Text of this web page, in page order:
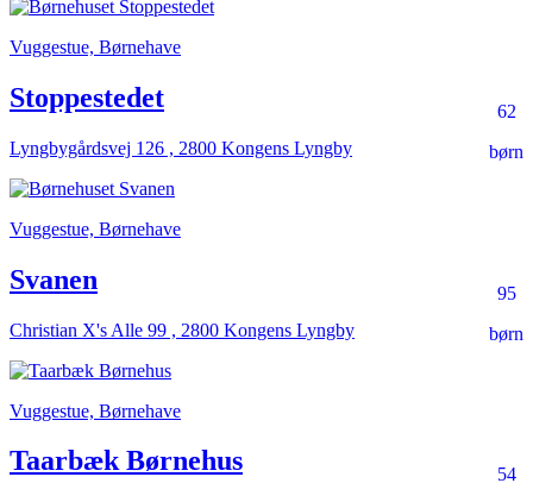
Vuggestue, Børnehave
62
børn
Stoppestedet
Lyngbygårdsvej 126 , 2800 Kongens Lyngby
Vuggestue, Børnehave
95
børn
Svanen
Christian X's Alle 99 , 2800 Kongens Lyngby
Vuggestue, Børnehave
54
Taarbæk Børnehus